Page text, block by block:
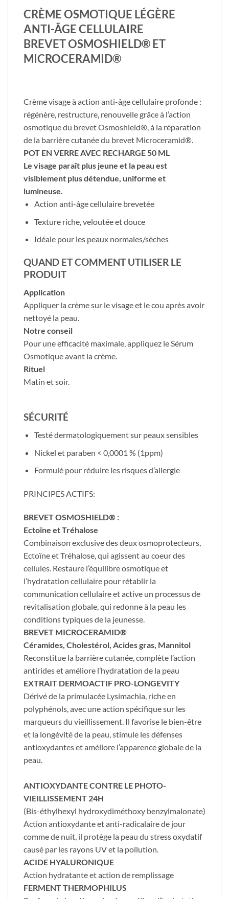
CRÈME OSMOTIQUE LÉGÈRE
ANTI-ÂGE CELLULAIRE
BREVET OSMOSHIELD® ET
MICROCERAMID®
Crème visage à action anti-âge cellulaire profonde :
régénère, restructure, renouvelle grâce à l’action
osmotique du brevet Osmoshield®, à la réparation
de la barrière cutanée du brevet Microceramid®.
POT EN VERRE AVEC RECHARGE 50 ML
Le visage paraît plus jeune et la peau est
visiblement plus détendue, uniforme et
lumineuse.
Action anti-âge cellulaire brevetée
Texture riche, veloutée et douce
Idéale pour les peaux normales/sèches
QUAND ET COMMENT UTILISER LE
PRODUIT
Application
Appliquer la crème sur le visage et le cou après avoir
nettoyé la peau.
Notre conseil
Pour une efficacité maximale, appliquez le Sérum
Osmotique avant la crème.
Rituel
Matin et soir.
SÉCURITÉ
Testé dermatologiquement sur peaux sensibles
Nickel et paraben < 0,0001 % (1ppm)
Formulé pour réduire les risques d’allergie
PRINCIPES ACTIFS:
BREVET OSMOSHIELD® :
Ectoïne et Tréhalose
Combinaison exclusive des deux osmoprotecteurs,
Ectoïne et Tréhalose, qui agissent au coeur des
cellules. Restaure l’équilibre osmotique et
l’hydratation cellulaire pour rétablir la
communication cellulaire et active un processus de
revitalisation globale, qui redonne à la peau les
conditions typiques de la jeunesse.
BREVET MICROCERAMID®
Céramides, Cholestérol, Acides gras, Mannitol
Reconstitue la barrière cutanée, complète l’action
antirides et améliore l’hydratation de la peau
EXTRAIT DERMOACTIF PRO-LONGEVITY
Dérivé de la primulacée Lysimachia, riche en
polyphénols, avec une action spécifique sur les
marqueurs du vieillissement. Il favorise le bien-être
et la longévité de la peau, stimule les défenses
antioxydantes et améliore l’apparence globale de la
peau.
ANTIOXYDANTE CONTRE LE PHOTO-
VIEILLISSEMENT 24H
(Bis-éthylhexyl hydroxydiméthoxy benzylmalonate)
Action antioxydante et anti-radicalaire de jour
comme de nuit, il protège la peau du stress oxydatif
causé par les rayons UV et la pollution.
ACIDE HYALURONIQUE
Action hydratante et action de remplissage
FERMENT THERMOPHILUS